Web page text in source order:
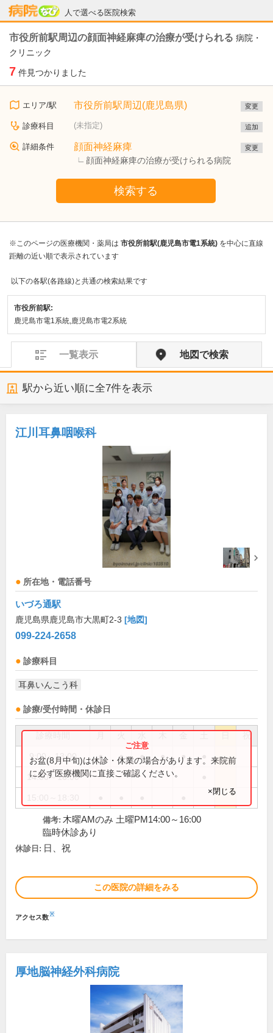
人で選べる医院検索
病院なび
市役所前駅周辺の顔面神経麻痺の治療が受けられる 病院・
クリニック
7 件見つかりました
エリア/駅 市役所前駅周辺(鹿児島県) 変更
診療科目 (未指定) 追加
詳細条件 顔面神経麻痺
顔面神経麻痺の治療が受けられる病院
変更
検索する
※このページの医療機関・薬局は 市役所前駅(鹿児島市電1系統) を中心に直線
距離の近い順で表示されています
以下の各駅(各路線)と共通の検索結果です
市役所前駅:
鹿児島市電1系統,鹿児島市電2系統
一覧表示 地図で検索
駅から近い順に全7件を表示
江川耳鼻咽喉科
所在地・電話番号
いづろ通駅
鹿児島県鹿児島市大黒町2-3 [地図]
099-224-2658
診療科目
耳鼻いんこう科
診療/受付時間・休診日
祝
9:00～13:00 ● ● ● ● ●
14:00～16:00
お盆(8月中旬)は休診・休業の場合があります。来院前
に必ず医療機関に直接ご確認ください。
×閉じる
備考: 木曜AMのみ 土曜PM14:00～16:00
臨時休診あり
休診日: 日、祝
この医院の詳細をみる
アクセス数※
厚地脳神経外科病院